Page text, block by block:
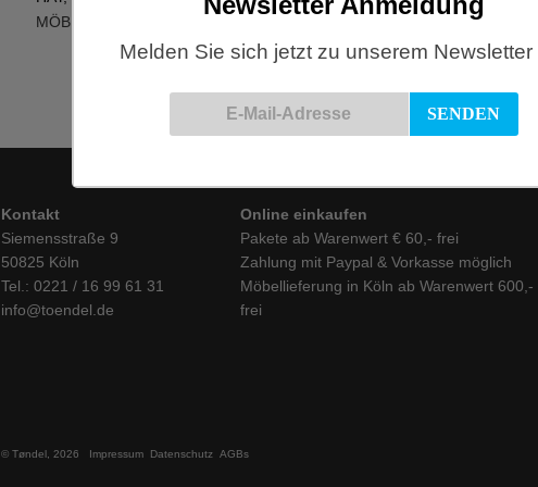
IN DEN WARENKORB
MÖBEL
Kontakt
Siemensstraße 9
50825 Köln
Tel.: 0221 / 16 99 61 31
info@toendel.de
Online einkaufen
Pakete ab Warenwert € 60,- frei
Zahlung mit Paypal & Vorkasse möglich
Möbellieferung in Köln ab Warenwert 600,-
frei
© Tøndel, 2026 Impressum Datenschutz AGBs
Melden Sie sich jetzt zu unserem Newsletter